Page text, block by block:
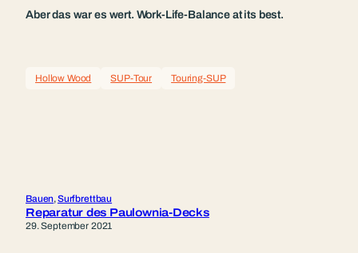
Aber das war es wert. Work-Life-Balance at its best.
Hollow Wood SUP-Tour Touring-SUP
Bauen, Surfbrettbau
Reparatur des Paulownia-Decks
29. September 2021